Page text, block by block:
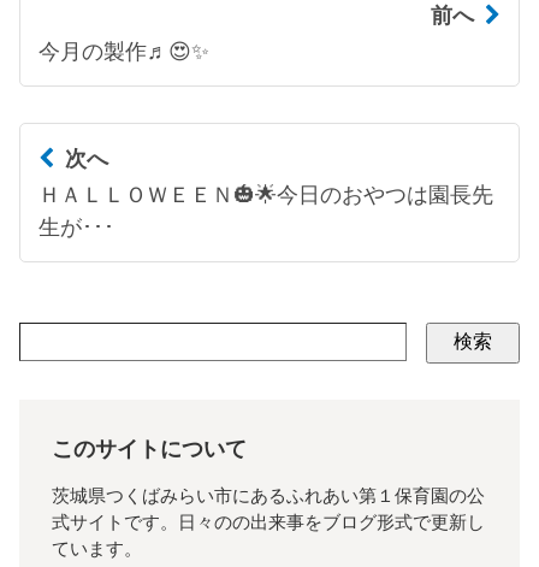
前へ
今月の製作♬😍✨
次へ
ＨＡＬＬＯＷＥＥＮ🎃🌟今日のおやつは園長先
生が･･･
検索
このサイトについて
茨城県つくばみらい市にあるふれあい第１保育園の公
式サイトです。日々のの出来事をブログ形式で更新し
ています。